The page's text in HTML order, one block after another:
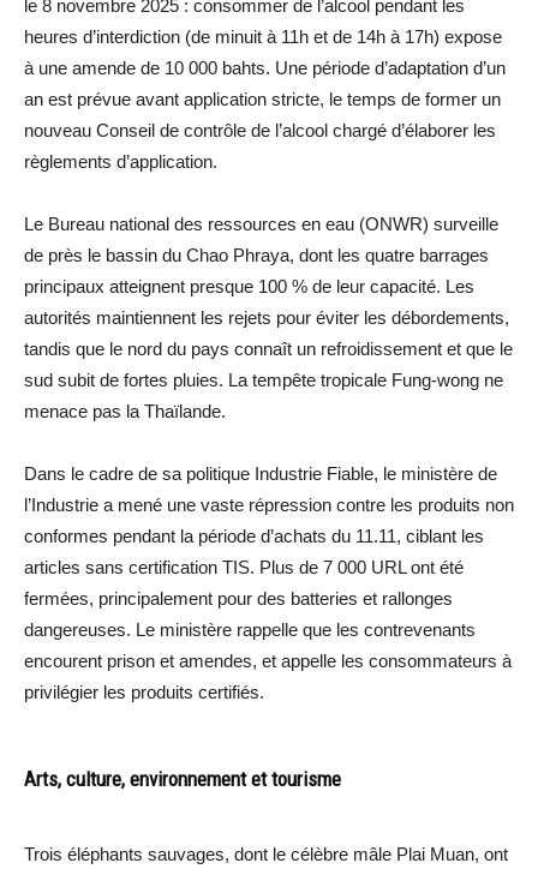
le 8 novembre 2025 : consommer de l’alcool pendant les
heures d’interdiction (de minuit à 11h et de 14h à 17h) expose
à une amende de 10 000 bahts. Une période d’adaptation d’un
an est prévue avant application stricte, le temps de former un
nouveau Conseil de contrôle de l’alcool chargé d’élaborer les
règlements d’application.
Le Bureau national des ressources en eau (ONWR) surveille
de près le bassin du Chao Phraya, dont les quatre barrages
principaux atteignent presque 100 % de leur capacité. Les
autorités maintiennent les rejets pour éviter les débordements,
tandis que le nord du pays connaît un refroidissement et que le
sud subit de fortes pluies. La tempête tropicale Fung-wong ne
menace pas la Thaïlande.
Dans le cadre de sa politique Industrie Fiable, le ministère de
l’Industrie a mené une vaste répression contre les produits non
conformes pendant la période d’achats du 11.11, ciblant les
articles sans certification TIS. Plus de 7 000 URL ont été
fermées, principalement pour des batteries et rallonges
dangereuses. Le ministère rappelle que les contrevenants
encourent prison et amendes, et appelle les consommateurs à
privilégier les produits certifiés.
Arts, culture, environnement et tourisme
Trois éléphants sauvages, dont le célèbre mâle Plai Muan, ont